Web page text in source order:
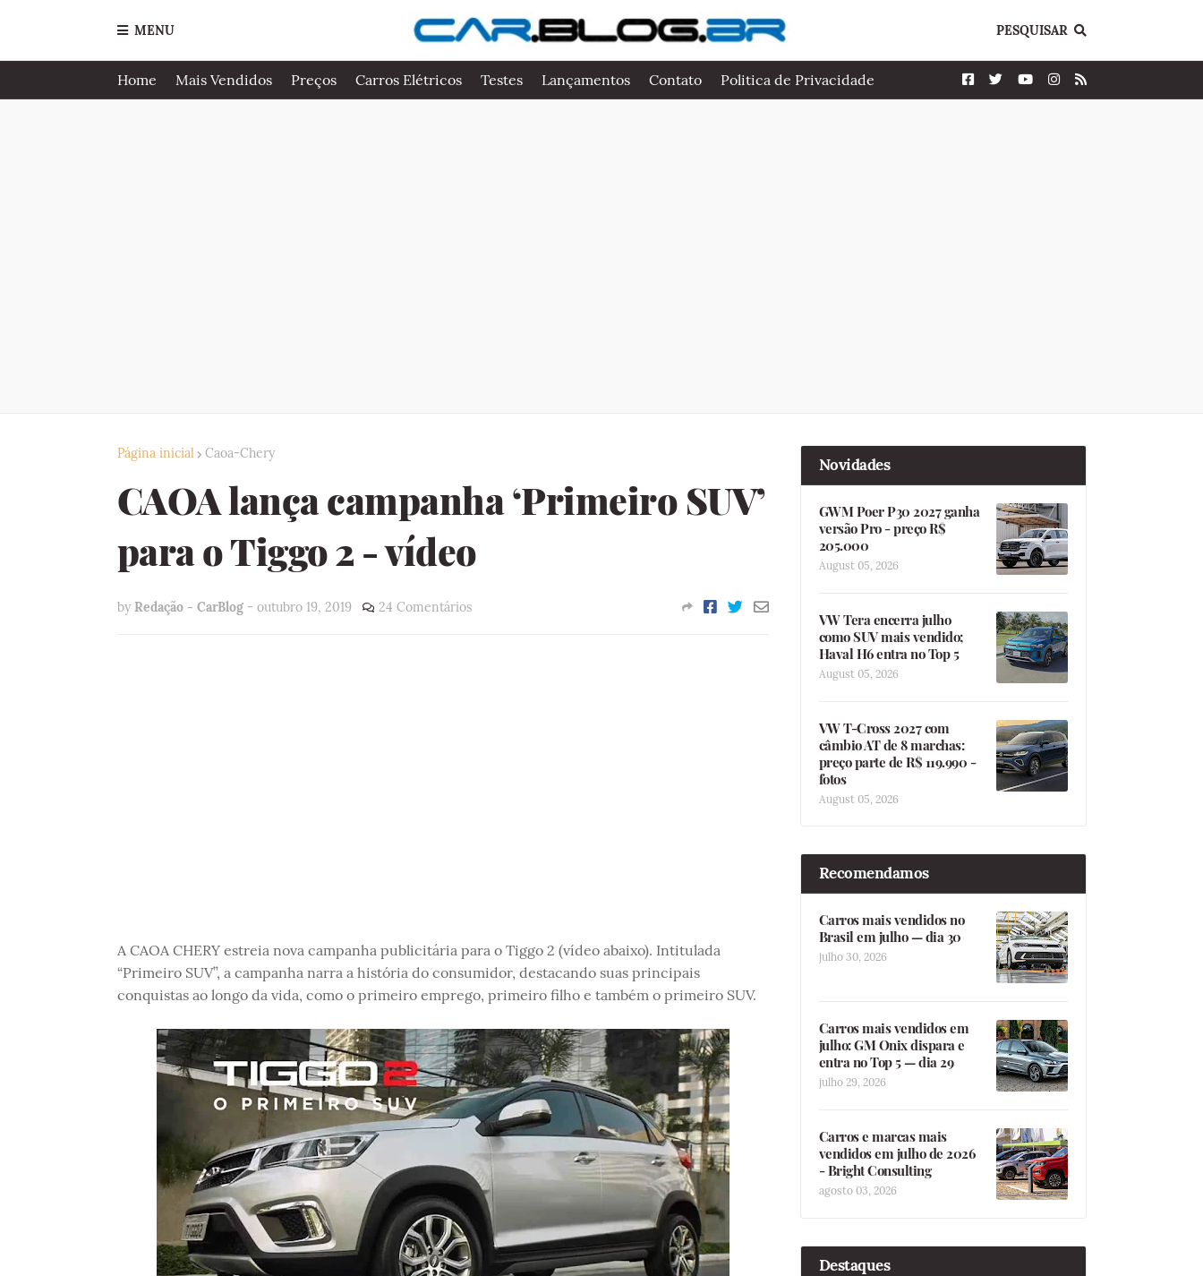
MENU PESQUISAR
Home Mais Vendidos Preços Carros Elétricos Testes Lançamentos Contato Politica de Privacidade
Página inicial Caoa-Chery
CAOA lança campanha ‘Primeiro SUV’
para o Tiggo 2 - vídeo
by Redação - CarBlog - outubro 19, 2019 24 Comentários
A CAOA CHERY estreia nova campanha publicitária para o Tiggo 2 (vídeo abaixo). Intitulada
“Primeiro SUV”, a campanha narra a história do consumidor, destacando suas principais
conquistas ao longo da vida, como o primeiro emprego, primeiro filho e também o primeiro SUV.
Novidades
GWM Poer P30 2027 ganha
versão Pro - preço R$
205.000
August 05, 2026
VW Tera encerra julho
como SUV mais vendido;
Haval H6 entra no Top 5
August 05, 2026
VW T-Cross 2027 com
câmbio AT de 8 marchas:
preço parte de R$ 119.990 -
fotos
August 05, 2026
Recomendamos
Carros mais vendidos no
Brasil em julho — dia 30
julho 30, 2026
Carros mais vendidos em
julho: GM Onix dispara e
entra no Top 5 — dia 29
julho 29, 2026
Carros e marcas mais
vendidos em julho de 2026
- Bright Consulting
agosto 03, 2026
Destaques